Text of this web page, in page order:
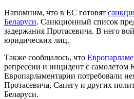
Напомним, что в ЕС готовят
Беларуси. Санкционный список
задержания Протасевича. В него
юридических лиц.
Также сообщалось, что
репрессии и инцидент с самолетом
Европарламентарии потребовали
Протасевича, Сапегу и других
Беларуси.